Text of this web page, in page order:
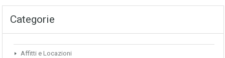
Categorie
Affitti e Locazioni